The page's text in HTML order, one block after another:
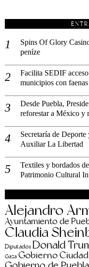
Spins Of Glory
peníze
Facilita SEDIF
municipios con
Desde Puebla,
reforestar a México y
Secretaría de
Auxiliar La Libertad
Textiles y bordados
Patrimonio Cultural
Alejandro
Ayuntamiento de
Claudia
Diputados Donald
Gaza Gobierno